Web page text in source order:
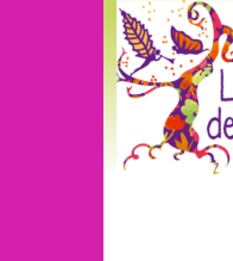
Skip
content